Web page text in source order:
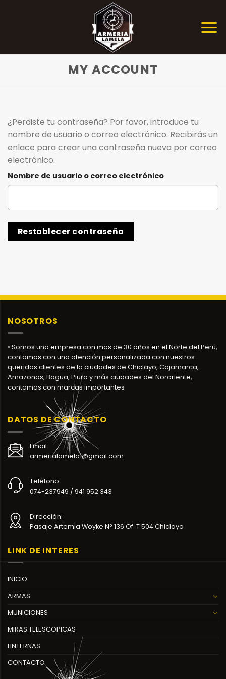
MY ACCOUNT
¿Perdiste tu contraseña? Por favor, introduce tu
nombre de usuario o correo electrónico. Recibirás un
enlace para crear una contraseña nueva por correo
electrónico.
Nombre de usuario o correo electrónico
Restablecer contraseña
NOSOTROS
• Somos una empresa con más de 30 años en el Norte del Perú,
contamos con una atención personalizada con nuestros
queridos clientes de la ciudades de Chiclayo, Cajamarca,
Amazonas, Bagua, Piura y más ciudades del Nororiente,
contamos con marcas importantes
DATOS DE CONTACTO
Email:
armerialamela1@gmail.com
Teléfono:
074-237949 / 941 952 343
Dirección:
Pasaje Artemia Woyke N° 136 Of. T 504 Chiclayo
LINK DE INTERES
INICIO
ARMAS
MUNICIONES
MIRAS TELESCOPICAS
LINTERNAS
CONTACTO